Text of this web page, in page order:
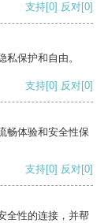
支持[0] 反对[0]
保护和自由。
支持[0] 反对[0]
畅体验和安全性保
支持[0] 反对[0]
全性的连接，并帮